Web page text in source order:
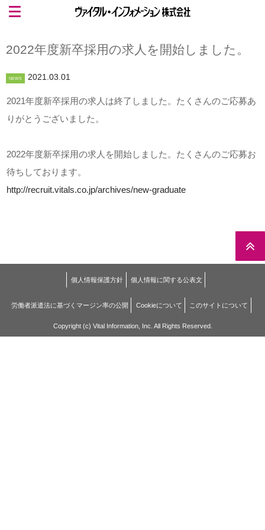
2022年度新卒採用の求人を開始しました。
NEWS 2021.03.01
2021年度新卒採用の求人は終了しました。たくさんのご応募あ
りがとうございました。
2022年度新卒採用の求人を開始しました。たくさんのご応募お
待ちしております。
http://recruit.vitals.co.jp/archives/new-graduate
個人情報保護方針 個人情報に関する公表文
労働者派遣法に基づくマージン率の公開 Cookieについて このサイトについて
Copyright (c) Vital Information, Inc. All Rights Reserved.